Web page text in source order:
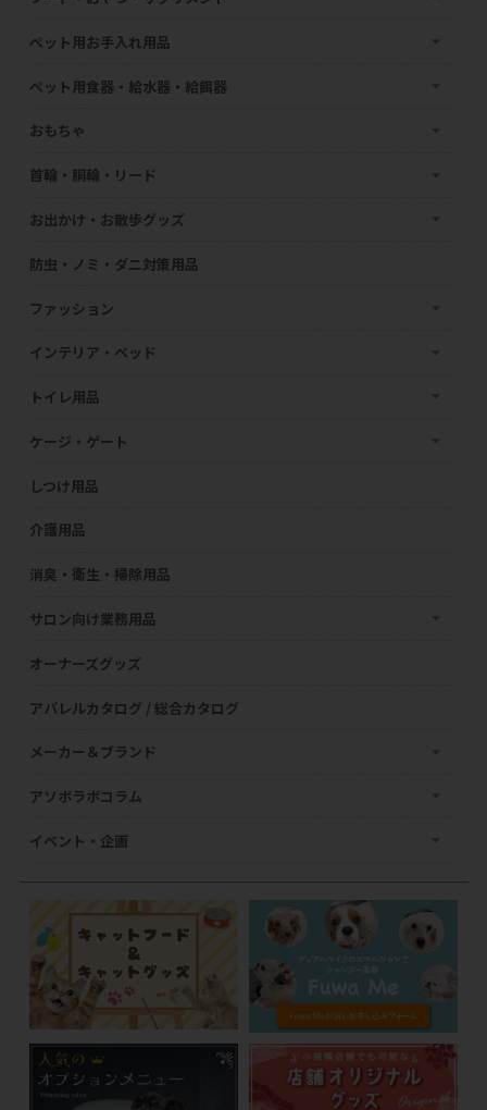
ペット用お手入れ用品
ペット用食器・給水器・給餌器
おもちゃ
首輪・胴輪・リード
お出かけ・お散歩グッズ
防虫・ノミ・ダニ対策用品
ファッション
インテリア・ベッド
トイレ用品
ケージ・ゲート
しつけ用品
介護用品
消臭・衛生・掃除用品
サロン向け業務用品
オーナーズグッズ
アパレルカタログ / 総合カタログ
メーカー＆ブランド
アソボラボコラム
イベント・企画